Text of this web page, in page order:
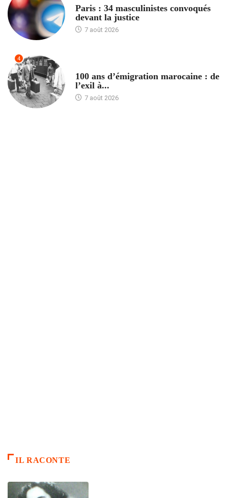
Paris : 34 masculinistes convoqués
devant la justice
7 août 2026
4
100 ans d’émigration marocaine : de
l’exil à...
7 août 2026
IL RACONTE